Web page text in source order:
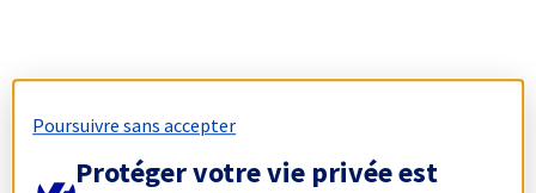
Poursuivre sans accepter
Protéger votre vie privée est